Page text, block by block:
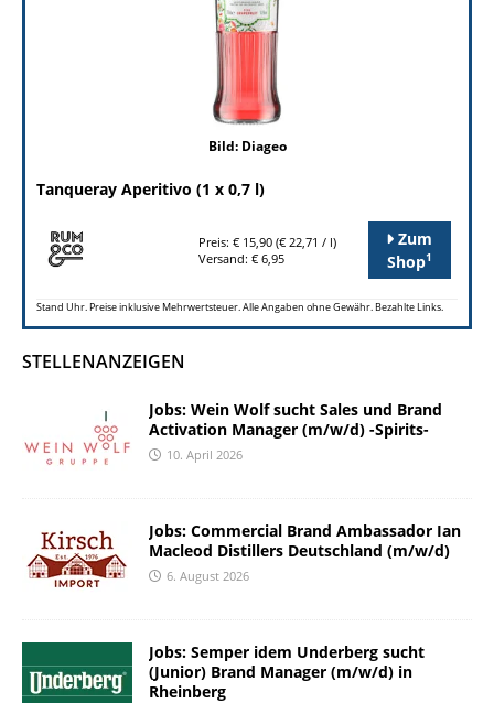
Bild: Diageo
Tanqueray Aperitivo (1 x 0,7 l)
Preis: € 15,90 (€ 22,71 / l)
Versand: € 6,95
Zum
Shop1
Stand Uhr. Preise inklusive Mehrwertsteuer. Alle Angaben ohne Gewähr. Bezahlte Links.
STELLENANZEIGEN
Jobs: Wein Wolf sucht Sales und Brand
Activation Manager (m/w/d) -Spirits-
10. April 2026
Jobs: Commercial Brand Ambassador Ian
Macleod Distillers Deutschland (m/w/d)
6. August 2026
Jobs: Semper idem Underberg sucht
(Junior) Brand Manager (m/w/d) in
Rheinberg